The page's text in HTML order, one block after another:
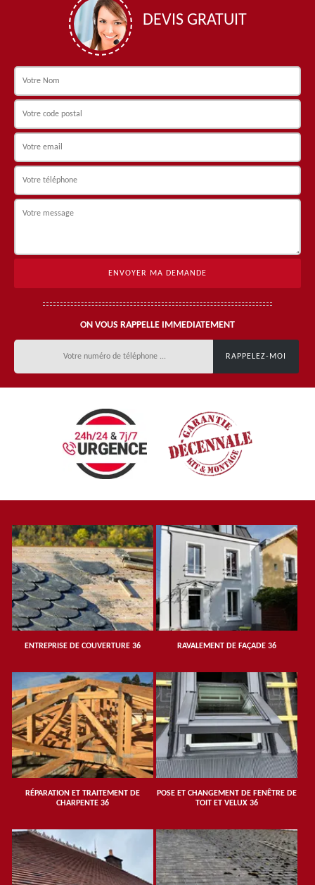
DEVIS GRATUIT
ON VOUS RAPPELLE IMMEDIATEMENT
ENTREPRISE DE COUVERTURE 36 RAVALEMENT DE FAÇADE 36
RÉPARATION ET TRAITEMENT DE
CHARPENTE 36
POSE ET CHANGEMENT DE FENÊTRE DE
TOIT ET VELUX 36